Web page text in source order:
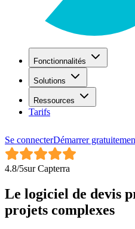
Fonctionnalités
Solutions
Ressources
Tarifs
Se connecterDémarrer
4.8/5sur Capterra
Le logiciel de devis
projets complexes